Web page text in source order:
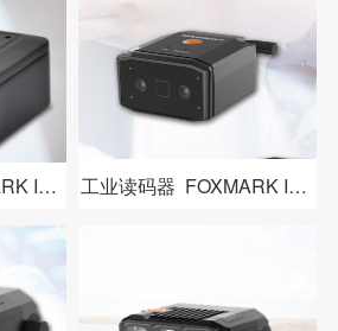
工业读码器 FOXMARK ID303 工业读码器 FOXMARK ID304